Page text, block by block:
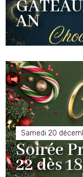
AN
Samedi 20
Soirée
22 dès